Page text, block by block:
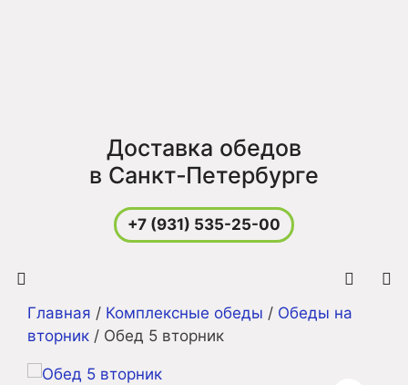
+7 (931) 535-25-00
Доставка обедов
в Санкт‑Петербурге
Меню
Главная / Комплексные обеды / Обеды на
вторник / Обед 5 вторник